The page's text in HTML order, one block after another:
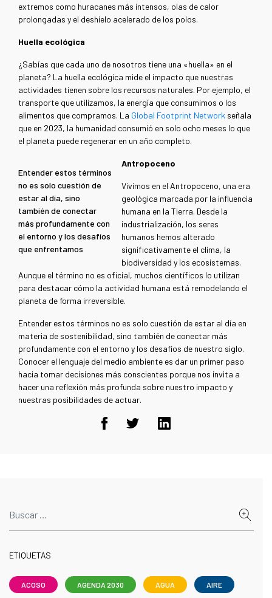
extremos como huracanes más intensos, olas de calor
prolongadas y el deshielo acelerado de los polos.
Huella ecológica
¿Sabías que cada uno de nosotros tiene una «huella» en el
planeta? La huella ecológica mide el impacto que nuestras
actividades tienen sobre los recursos naturales. Por ejemplo, el
transporte que utilizamos, la energía que consumimos o los
alimentos que compramos. La Global Footprint Network señala
que en 2023, la humanidad consumió en solo ocho meses lo que
el planeta puede regenerar en un año completo.
Entender estos términos
no es solo cuestión de
estar al día, sino
también de conectar
más profundamente con
el entorno y los desafíos
que enfrentamos
Antropoceno
Vivimos en el Antropoceno, una era
geológica marcada por la influencia
humana en la Tierra. Desde la
industrialización, los seres
humanos hemos alterado
significativamente el clima, la
biodiversidad y los ecosistemas.
Aunque el término no es oficial, muchos científicos lo utilizan
para destacar cómo la actividad humana está remodelando el
planeta de forma irreversible.
Entender estos términos no es solo cuestión de estar al día en
materia de sostenibilidad, sino también de conectar más
profundamente con el entorno y los desafíos de nuestro siglo.
Conocer el lenguaje del medio ambiente es dar un primer paso
hacia tomar decisiones más conscientes porque nos invita a
hacer una reflexión más profunda sobre nuestro impacto y
nuestras posibilidades de actuar.
ETIQUETAS
ACOSO AGENDA 2030 AGUA AIRE